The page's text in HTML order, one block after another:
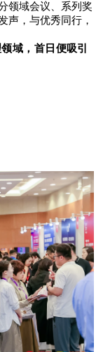
领域会议、系列奖
声，与优秀同行，
域，首日便吸引